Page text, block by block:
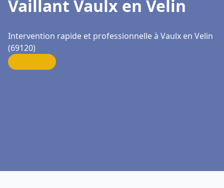
Vaillant Vaulx en Velin
Intervention rapide et professionnelle à Vaulx en Velin
(69120)